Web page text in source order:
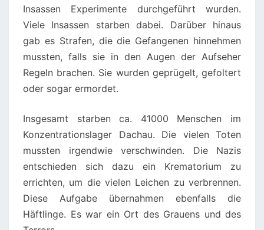
Insassen Experimente durchgeführt wurden.
Viele Insassen starben dabei. Darüber hinaus
gab es Strafen, die die Gefangenen hinnehmen
mussten, falls sie in den Augen der Aufseher
Regeln brachen. Sie wurden geprügelt, gefoltert
oder sogar ermordet.
Insgesamt starben ca. 41000 Menschen im
Konzentrationslager Dachau. Die vielen Toten
mussten irgendwie verschwinden. Die Nazis
entschieden sich dazu ein Krematorium zu
errichten, um die vielen Leichen zu verbrennen.
Diese Aufgabe übernahmen ebenfalls die
Häftlinge. Es war ein Ort des Grauens und des